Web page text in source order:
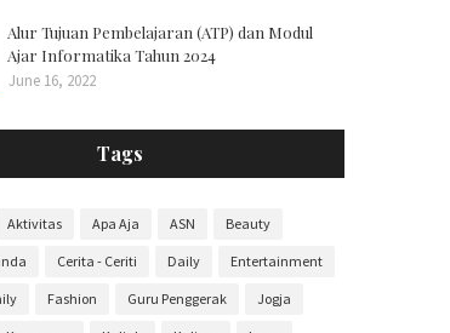
Alur Tujuan Pembelajaran (ATP) dan Modul
Ajar Informatika Tahun 2024
June 16, 2022
Tags
Aktivitas Apa Aja ASN Beauty
Cerita - Ceriti Daily Entertainment
Fashion Guru Penggerak Jogja